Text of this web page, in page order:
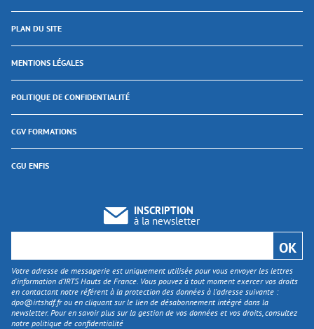
PLAN DU SITE
MENTIONS LÉGALES
POLITIQUE DE CONFIDENTIALITÉ
CGV FORMATIONS
CGU ENFIS
INSCRIPTION
à la newsletter
Votre adresse de messagerie est uniquement utilisée pour vous envoyer les lettres
d'information d’IRTS Hauts de France. Vous pouvez à tout moment exercer vos droits
en contactant notre référent à la protection des données à l’adresse suivante :
dpo@irtshdf.frou en cliquant sur le lien de désabonnement intégré dans la
newsletter. Pour en savoir plus sur la gestion de vos données et vos droits, consultez
notre politique de confidentialité